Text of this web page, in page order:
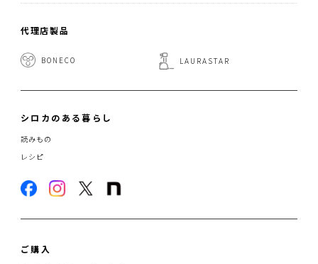
代理店製品
BONECO LAURASTAR
シロカのある暮らし
読みもの
レシピ
ご購入